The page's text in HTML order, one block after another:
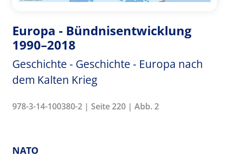
Europa - Bündnisentwicklung
1990–2018
Geschichte - Geschichte - Europa nach
dem Kalten Krieg
978-3-14-100380-2 | Seite 220 | Abb. 2
NATO